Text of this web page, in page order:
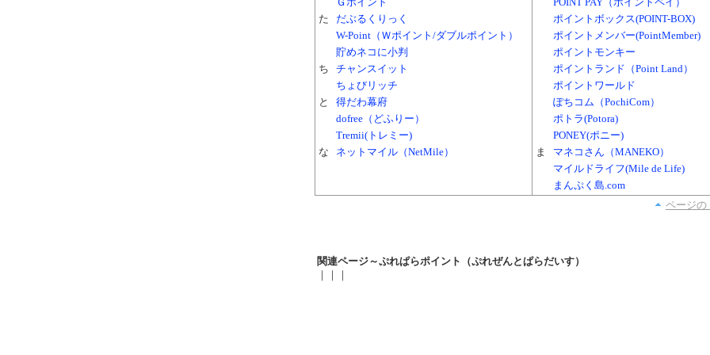
た
だぶるくりっく
W-Point（Ｗポイント/ダブルポイント）
貯めネコに小判
ち
チャンスイット
ちょびリッチ
と
得だわ幕府
dofree（どふりー）
Tremii(トレミー)
な
ネットマイル（NetMile）
ポイントボックス(POINT-BOX)
ポイントメンバー(PointMember)
ポイントモンキー
ポイントランド（Point Land）
ポイントワールド
ぽちコム（PochiCom）
ポトラ(Potora)
PONEY(ポニー)
ま
マネコさん（MANEKO）
マイルドライフ(Mile de Life)
まんぷく島.com
ページの
関連ページ～ぷれぱらポイント（ぷれぜんとぱらだいす）
｜｜｜